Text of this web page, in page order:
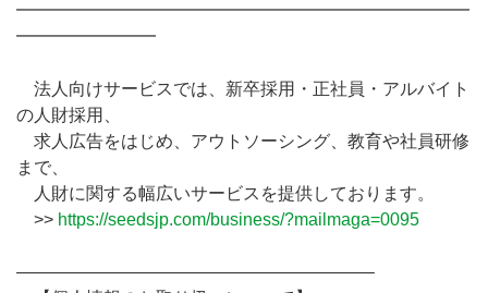
━━━━━━━━━━━━━━━━━━━━━━━━━━
━━━━━━━━
法人向けサービスでは、新卒採用・正社員・アルバイト
の人財採用、
求人広告をはじめ、アウトソーシング、教育や社員研修
まで、
人財に関する幅広いサービスを提供しております。
>> https://seedsjp.com/business/?mailmaga=0095
————————————————————–